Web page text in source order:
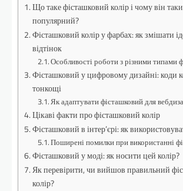
Що таке фісташковий колір і чому він
популярний?
Фісташковий колір у фарбах: як змішати
відтінок
Особливості роботи з різними типами
Фісташковий у цифровому дизайні: коди
тонкощі
Як адаптувати фісташковий для
Цікаві факти про фісташковий колір
Фісташковий в інтер’єрі: як
Поширені помилки при використанні
Фісташковий у моді: як носити цей колір?
Як перевірити, чи вийшов правильний
колір?